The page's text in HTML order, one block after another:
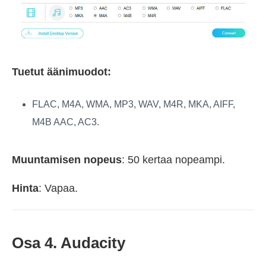
Tuetut äänimuodot:
FLAC, M4A, WMA, MP3, WAV, M4R, MKA, AIFF,
M4B AAC, AC3.
Muuntamisen nopeus: 50 kertaa nopeampi.
Hinta: Vapaa.
Osa 4. Audacity